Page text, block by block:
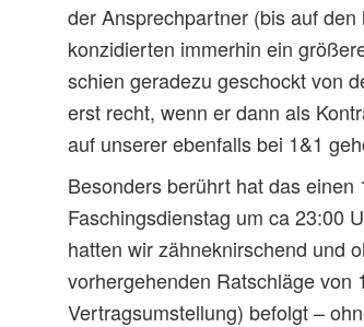
der Ansprechpartner (bis auf
konzidierten immerhin ein
schien geradezu geschockt von
erst recht, wenn er dann als
auf unserer ebenfalls bei 1&1
Besonders berührt hat das einen
Faschingsdienstag um ca 23:00
hatten wir zähneknirschend und
vorhergehenden Ratschläge von
Vertragsumstellung) befolgt –